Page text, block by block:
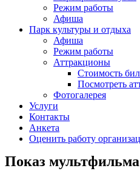
Режим работы
Афиша
Парк культуры и отдыха
Афиша
Режим работы
Аттракционы
Стоимость
Посмотреть
Фотогалерея
Услуги
Контакты
Анкета
Оценить работу
Показ мультфильма